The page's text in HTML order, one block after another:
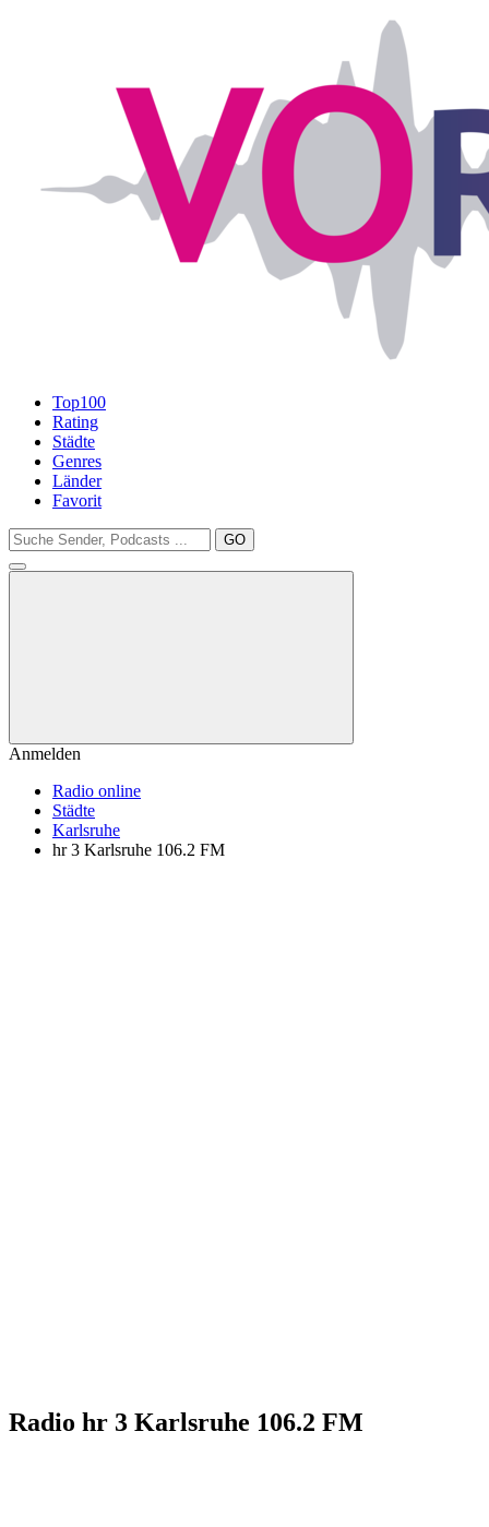
Top100
Rating
Städte
Genres
Länder
Favorit
GO
Anmelden
Radio online
Städte
Karlsruhe
hr 3 Karlsruhe 106.2 FM
Radio hr 3 Karlsruhe 106.2 FM